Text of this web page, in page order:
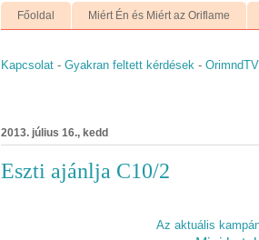
Főoldal Miért Én és Miért az Oriflame
Kapcsolat - Gyakran feltett kérdések - OrimndTV
2013. július 16., kedd
Eszti ajánlja C10/2
Az aktuális